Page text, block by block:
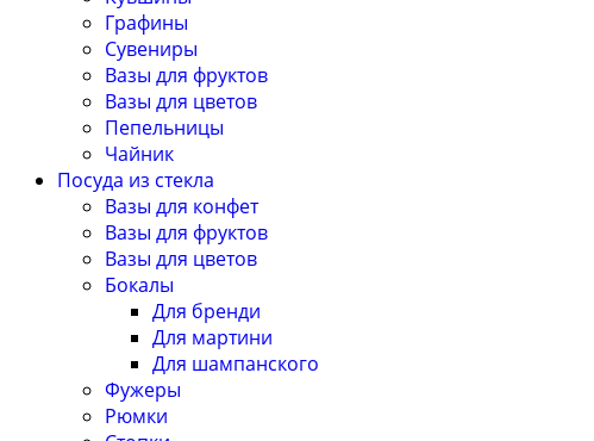
Графины
Сувениры
Вазы для фруктов
Вазы для цветов
Пепельницы
Чайник
Посуда из стекла
Вазы для конфет
Вазы для фруктов
Вазы для цветов
Бокалы
Для бренди
Для мартини
Для шампанского
Фужеры
Рюмки